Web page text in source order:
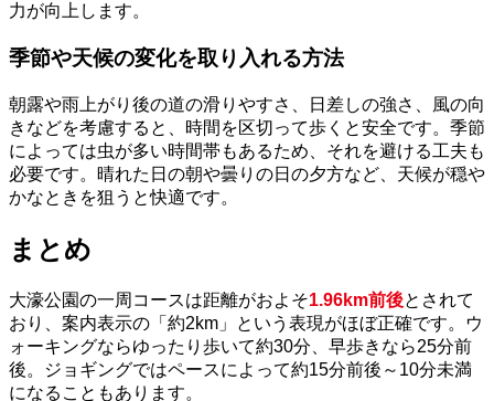
力が向上します。
季節や天候の変化を取り入れる方法
朝露や雨上がり後の道の滑りやすさ、日差しの強さ、風の向
きなどを考慮すると、時間を区切って歩くと安全です。季節
によっては虫が多い時間帯もあるため、それを避ける工夫も
必要です。晴れた日の朝や曇りの日の夕方など、天候が穏や
かなときを狙うと快適です。
まとめ
大濠公園の一周コースは距離がおよそ1.96km前後とされて
おり、案内表示の「約2km」という表現がほぼ正確です。ウ
ォーキングならゆったり歩いて約30分、早歩きなら25分前
後。ジョギングではペースによって約15分前後～10分未満
になることもあります。